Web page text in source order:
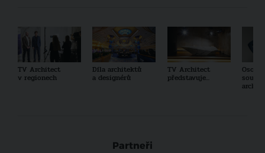
TV Architect
v regionech
Díla architektů
a designérů
TV Architect
představuje...
Partneři